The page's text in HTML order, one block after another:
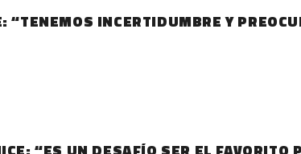
“TENEMOS INCERTIDUMBRE Y